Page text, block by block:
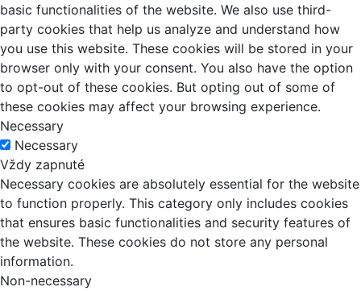
basic functionalities of the website. We also use third-
party cookies that help us analyze and understand how
you use this website. These cookies will be stored in your
browser only with your consent. You also have the option
to opt-out of these cookies. But opting out of some of
these cookies may affect your browsing experience.
Necessary
Necessary
Vždy zapnuté
Necessary cookies are absolutely essential for the website
to function properly. This category only includes cookies
that ensures basic functionalities and security features of
the website. These cookies do not store any personal
information.
Non-necessary